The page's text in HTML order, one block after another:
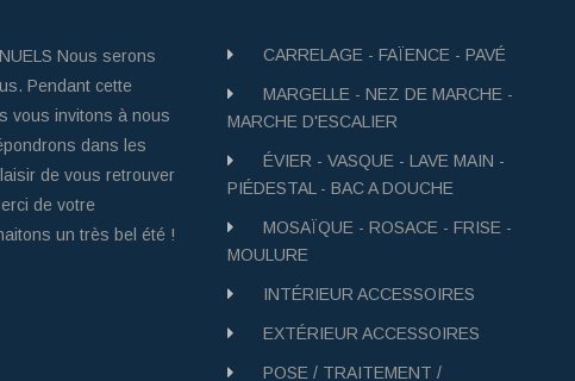
Nous serons
Pendant cette
vous invitons à nous
dans les
de vous retrouver
de votre
un très bel été !
CARRELAGE - FAÏENCE - PAVÉ
MARGELLE - NEZ DE MARCHE -
MARCHE D'ESCALIER
ÉVIER - VASQUE - LAVE MAIN -
PIÉDESTAL - BAC A DOUCHE
MOSAÏQUE - ROSACE - FRISE -
MOULURE
INTÉRIEUR ACCESSOIRES
EXTÉRIEUR ACCESSOIRES
POSE / TRAITEMENT /